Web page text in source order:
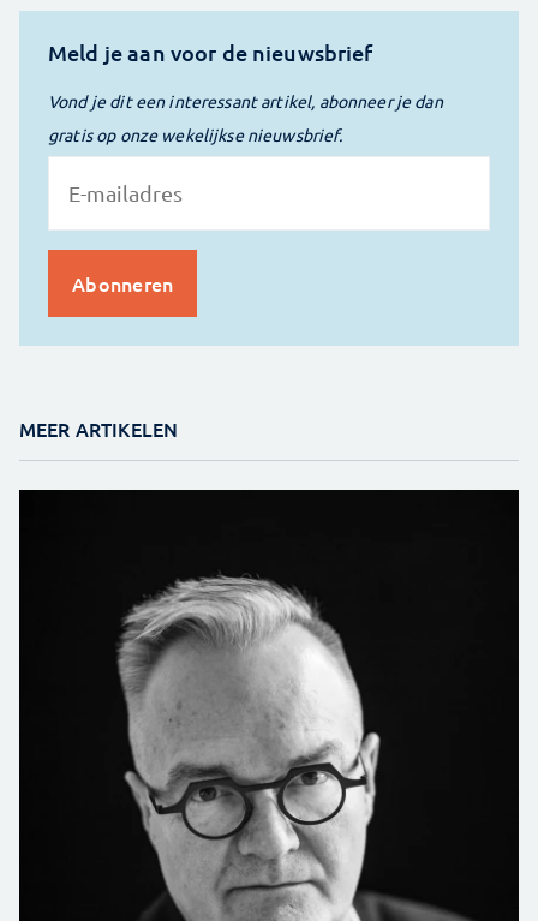
Meld je aan voor de nieuwsbrief
Vond je dit een interessant artikel, abonneer je dan
gratis op onze wekelijkse nieuwsbrief.
MEER ARTIKELEN